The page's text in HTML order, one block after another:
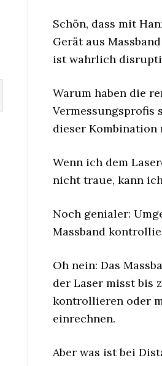
Schön, dass mit
Gerät aus
ist wahrlich
Warum haben die
Vermessungsprofis
dieser Kombination
Wenn ich dem
nicht traue, kann
Noch genialer:
Massband
Oh nein: Das
der Laser misst bis
kontrollieren oder
einrechnen.
Aber was ist bei